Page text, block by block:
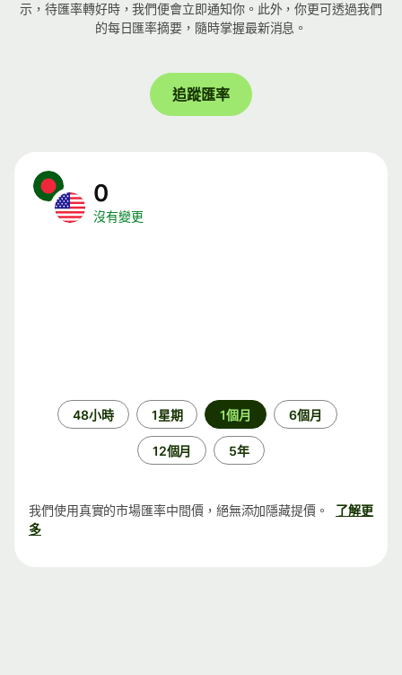
示，待匯率轉好時，我們便會立即通知你。此外，你更可透過我們
的每日匯率摘要，隨時掌握最新消息。
追蹤匯率
0
沒有變更
48小時 1星期 1個月 6個月
12個月 5年
我們使用真實的市場匯率中間價，絕無添加隱藏提價。
了解更
多